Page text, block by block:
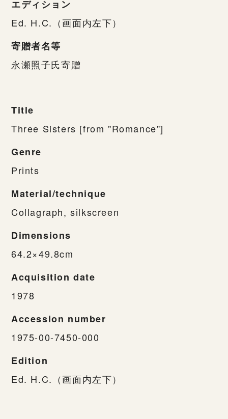
エディション
Ed. H.C.（画面内左下）
寄贈者名等
永瀬照子氏寄贈
Title
Three Sisters [from "Romance"]
Genre
Prints
Material/technique
Collagraph, silkscreen
Dimensions
64.2×49.8cm
Acquisition date
1978
Accession number
1975-00-7450-000
Edition
Ed. H.C.（画面内左下）